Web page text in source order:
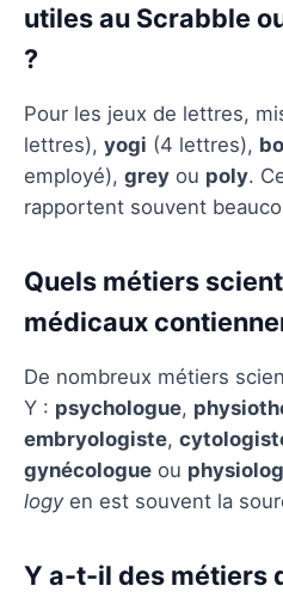
utiles au Scrabble
?
Pour les jeux de lettres,
lettres), yogi (4 lettres),
employé), grey ou poly.
rapportent souvent
Quels métiers
médicaux
De nombreux métiers
Y : psychologue,
embryologiste,
gynécologue ou
logyen est souvent la
Y a-t-il des métiers